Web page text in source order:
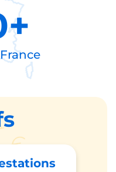
France